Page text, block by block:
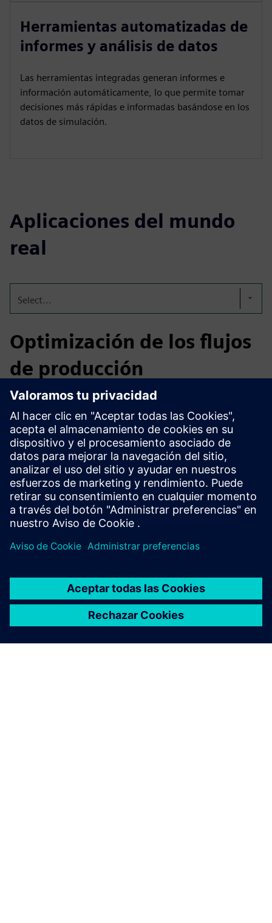
Herramientas automatizadas de
informes y análisis de datos
Las herramientas integradas generan informes e
información automáticamente, lo que permite tomar
decisiones más rápidas e informadas basándose en los
datos de simulación.
Aplicaciones del mundo
real
Select...
Optimización de los flujos
de producción
aeroespacial
En la industria aeroespacial, nuestra solución ayuda a
simular procesos complejos de fabricación y logística, lo
que permite una mejor planificación, reduce el esfuerzo de
modelado manual y aumenta la precisión. Esto apoya una
producción eficiente y sin errores en un entorno altamente
regulado.